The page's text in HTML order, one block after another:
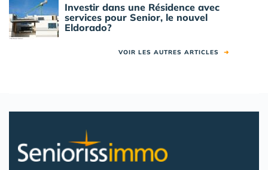
Investir dans une Résidence avec
services pour Senior, le nouvel
Eldorado?
VOIR LES AUTRES ARTICLES ➜